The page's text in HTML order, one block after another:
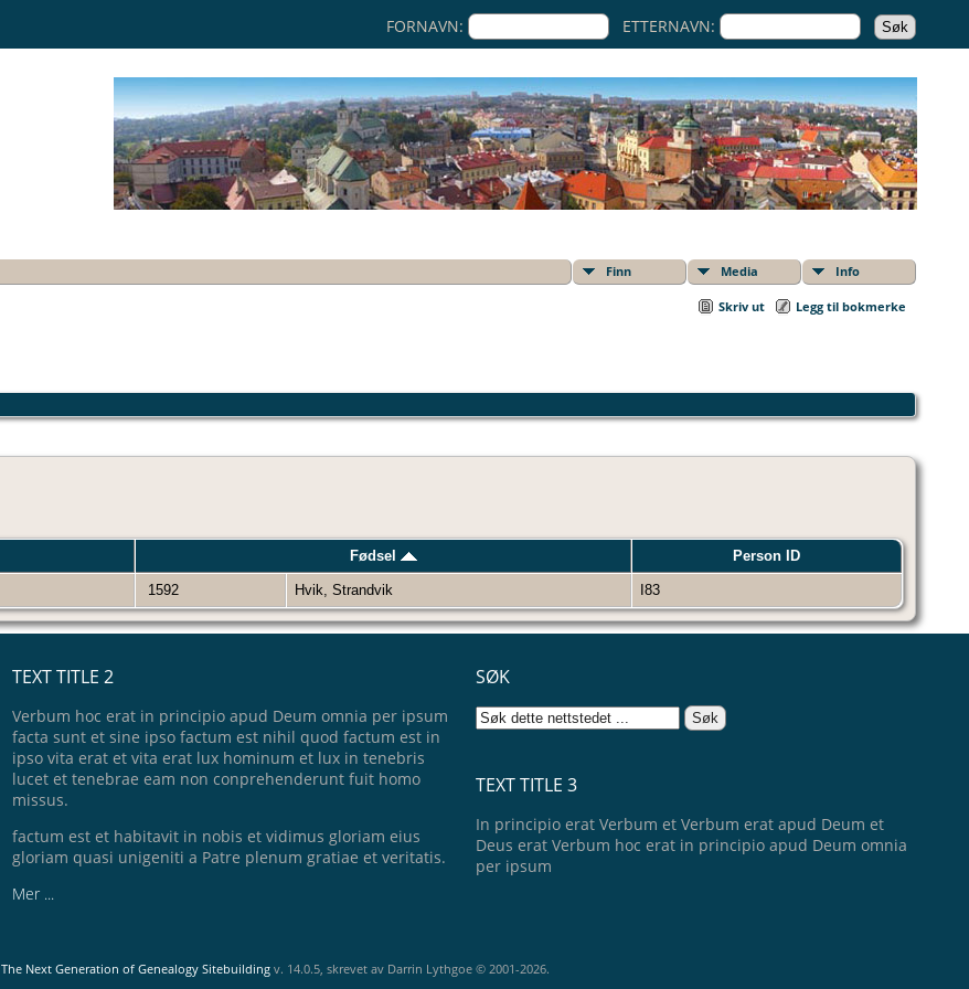
FORNAVN: ETTERNAVN:
Finn Media Info
Skriv ut Legg til bokmerke
Fødsel Person ID
1592 Hvik, Strandvik I83
TEXT TITLE 2
Verbum hoc erat in principio apud Deum omnia per ipsum
facta sunt et sine ipso factum est nihil quod factum est in
ipso vita erat et vita erat lux hominum et lux in tenebris
lucet et tenebrae eam non conprehenderunt fuit homo
missus.
factum est et habitavit in nobis et vidimus gloriam eius
gloriam quasi unigeniti a Patre plenum gratiae et veritatis.
Mer ...
SØK
TEXT TITLE 3
In principio erat Verbum et Verbum erat apud Deum et
Deus erat Verbum hoc erat in principio apud Deum omnia
per ipsum
The Next Generation of Genealogy Sitebuilding v. 14.0.5, skrevet av Darrin Lythgoe © 2001-2026.